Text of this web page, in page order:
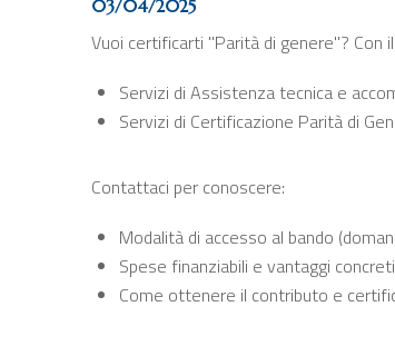
03/04/2025
Vuoi certificarti "Parità di genere"? Con
Servizi di Assistenza tecnica e
Servizi di Certificazione Parità di
Contattaci per conoscere:
Modalità di accesso al bando
Spese finanziabili e vantaggi
Come ottenere il contributo e